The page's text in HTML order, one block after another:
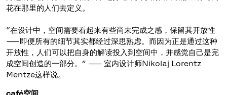
花在那里的人们去定义。
“在设计中，空间需要看起来有些尚未完成之感，保留其开放性
——即便所有的细节其实都经过深思熟虑。而因为正是通过这种
开放性，人们可以把自身的解读投入到空间中，并感觉自己是完
成空间创造的一部分。” —— 室内设计师Nikolaj Lorentz
Mentze这样说。
café空间